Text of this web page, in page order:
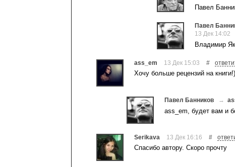
Павел
Павел
13 Дек 14:02
Владимир
ass_em 13 Дек 15:03 #
Хочу больше рецензий на
Павел Банников →
ass_em, будет вам и
Serikava 13 Дек 16:16 #
Спасибо автору. Скоро прочту